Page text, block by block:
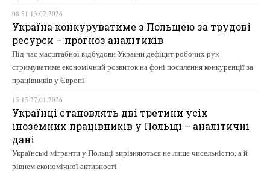
08:51 13.02.2026
Україна конкуруватиме з Польщею за трудові
ресурси – прогноз аналітиків
Під час масштабної відбудови України дефіцит робочих рук
стримуватиме економічний розвиток на фоні посилення конкуренції за
працівників у Європі
15:15 27.01.2026
Українці становлять дві третини усіх
іноземних працівників у Польщі – аналітичні
дані
Українські мігранти у Польщі вирізняються не лише чисельністю, а й
рівнем економічної активності